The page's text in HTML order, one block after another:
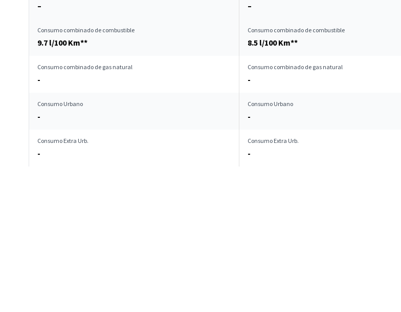
– –
Consumo combinado de combustible
9.7 l/100 Km**
Consumo combinado de combustible
8.5 l/100 Km**
Consumo combinado de gas natural
-
Consumo combinado de gas natural
-
Consumo Urbano
-
Consumo Urbano
-
Consumo Extra Urb.
-
Consumo Extra Urb.
-